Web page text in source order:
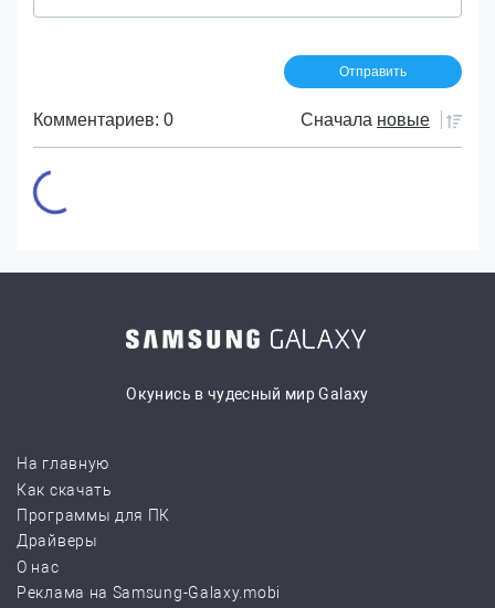
Комментариев: 0 Сначала новые
Окунись в чудесный мир Galaxy
На главную
Как скачать
Программы для ПК
Драйверы
О нас
Реклама на Samsung-Galaxy.mobi